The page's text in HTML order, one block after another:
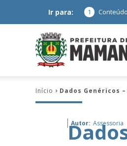
Ir para: 1 Conteúdo
Início Dados Genéricos
Autor: Assessoria